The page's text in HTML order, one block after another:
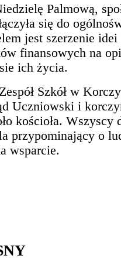
Palmową,
się do
jest szerzenie
finansowych na
ich życia.
Szkół w
Uczniowski i
kościoła. Wszyscy
przypominający o
wsparcie.